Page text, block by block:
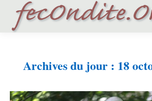
Archives du jour : 18